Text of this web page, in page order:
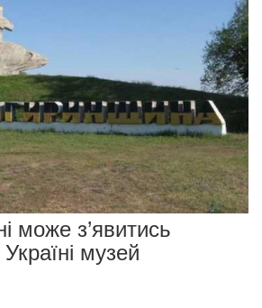
може з’явитись
музей